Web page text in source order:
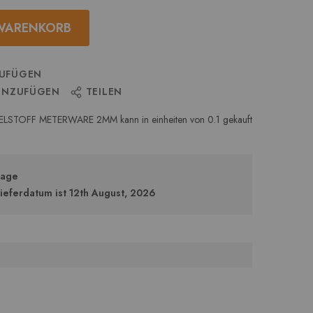
TEILEN
METERWARE 2MM kann in einheiten von 0.1 gekauft
ist 12th August, 2026